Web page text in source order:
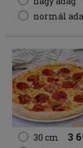
normál
30 cm 3